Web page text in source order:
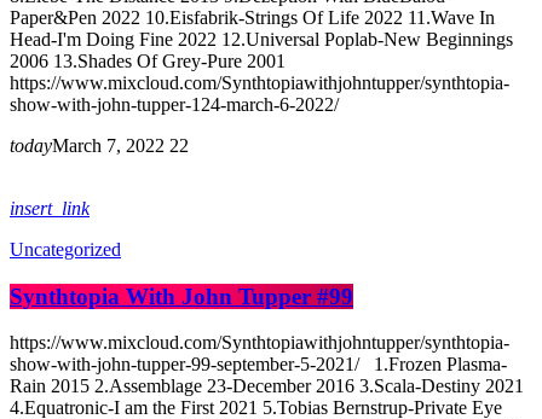
Paper&Pen 2022 10.Eisfabrik-Strings Of Life 2022 11.Wave In
Head-I'm Doing Fine 2022 12.Universal Poplab-New Beginnings
2006 13.Shades Of Grey-Pure 2001
https://www.mixcloud.com/Synthtopiawithjohntupper/synthtopia-
show-with-john-tupper-124-march-6-2022/
todayMarch 7, 2022 22
insert_link
Uncategorized
Synthtopia With John Tupper #99
https://www.mixcloud.com/Synthtopiawithjohntupper/synthtopia-
show-with-john-tupper-99-september-5-2021/ 1.Frozen Plasma-
Rain 2015 2.Assemblage 23-December 2016 3.Scala-Destiny 2021
4.Equatronic-I am the First 2021 5.Tobias Bernstrup-Private Eye